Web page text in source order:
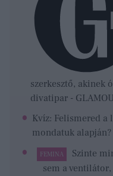
szerkesztő, akinek
divatipar -
Kvíz: Felismered a
mondatuk alapján?
FEMINA
Szinte
sem a